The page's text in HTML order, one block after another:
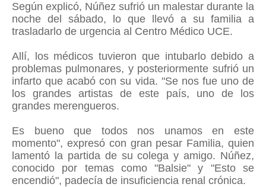
Según explicó, Núñez sufrió un malestar durante la
noche del sábado, lo que llevó a su familia a
trasladarlo de urgencia al Centro Médico UCE.
Allí, los médicos tuvieron que intubarlo debido a
problemas pulmonares, y posteriormente sufrió un
infarto que acabó con su vida. "Se nos fue uno de
los grandes artistas de este país, uno de los
grandes merengueros.
Es bueno que todos nos unamos en este
momento", expresó con gran pesar Familia, quien
lamentó la partida de su colega y amigo. Núñez,
conocido por temas como "Balsie" y "Esto se
encendió", padecía de insuficiencia renal crónica.